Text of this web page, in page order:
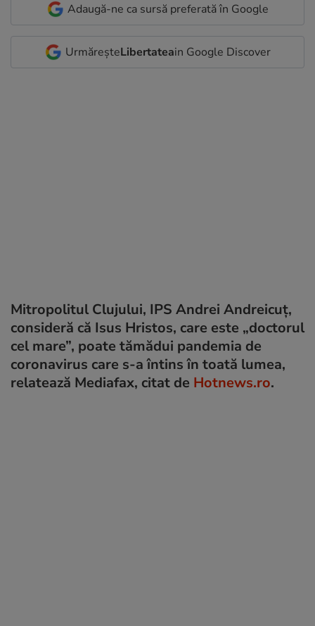
Adaugă-ne ca sursă preferată în Google
UrmăreșteLibertateain Google Discover
Mitropolitul Clujului, IPS Andrei Andreicuț,
consideră că Isus Hristos, care este „doctorul
cel mare”, poate tămădui pandemia de
coronavirus care s-a întins în toată lumea,
relatează Mediafax, citat de Hotnews.ro.